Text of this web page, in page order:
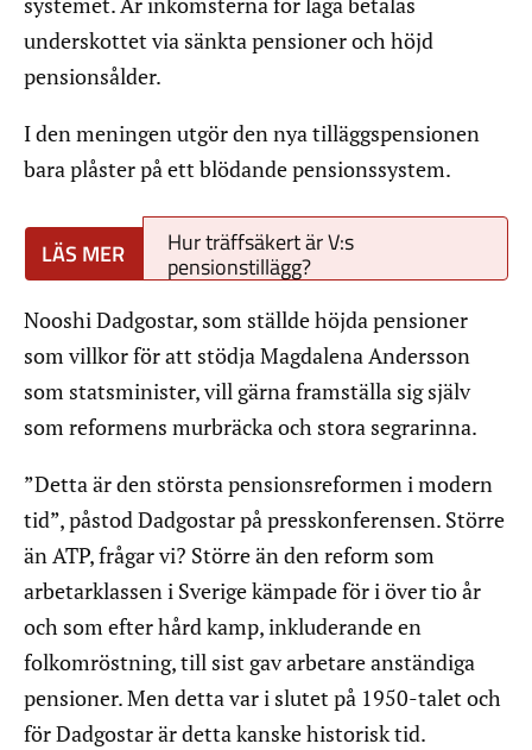
underskottet via sänkta pensioner och höjd
pensionsålder.
I den meningen utgör den nya tilläggspensionen
bara plåster på ett blödande pensionssystem.
Hur träffsäkert är V:s
pensionstillägg?
Nooshi Dadgostar, som ställde höjda pensioner
som villkor för att stödja Magdalena Andersson
som statsminister, vill gärna framställa sig själv
som reformens murbräcka och stora segrarinna.
”Detta är den största pensionsreformen i modern
tid”, påstod Dadgostar på presskonferensen. Större
än ATP, frågar vi? Större än den reform som
arbetarklassen i Sverige kämpade för i över tio år
och som efter hård kamp, inkluderande en
folkomröstning, till sist gav arbetare anständiga
pensioner. Men detta var i slutet på 1950-talet och
för Dadgostar är detta kanske historisk tid.